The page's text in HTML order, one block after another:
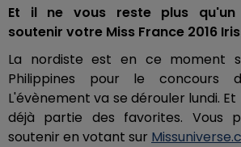
Et il ne vous reste plus qu'un
soutenir votre Miss France 2016
La nordiste est en ce moment
Philippines pour le concours
L'évènement va se dérouler lundi.
déjà partie des favorites. Vous
soutenir en votant sur